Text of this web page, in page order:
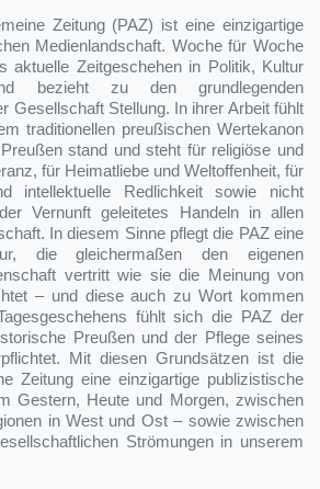
Zeitung (PAZ) ist eine einzigartige
Medienlandschaft. Woche für Woche
aktuelle Zeitgeschehen in Politik, Kultur
bezieht zu den grundlegenden
Gesellschaft Stellung. In ihrer Arbeit fühlt
traditionellen preußischen Wertekanon
stand und steht für religiöse und
für Heimatliebe und Weltoffenheit, für
intellektuelle Redlichkeit sowie nicht
Vernunft geleitetes Handeln in allen
In diesem Sinne pflegt die PAZ eine
die gleichermaßen den eigenen
vertritt wie sie die Meinung von
– und diese auch zu Wort kommen
fühlt sich die PAZ der
Preußen und der Pflege seines
Mit diesen Grundsätzen ist die
Zeitung eine einzigartige publizistische
Gestern, Heute und Morgen, zwischen
in West und Ost – sowie zwischen
Strömungen in unserem